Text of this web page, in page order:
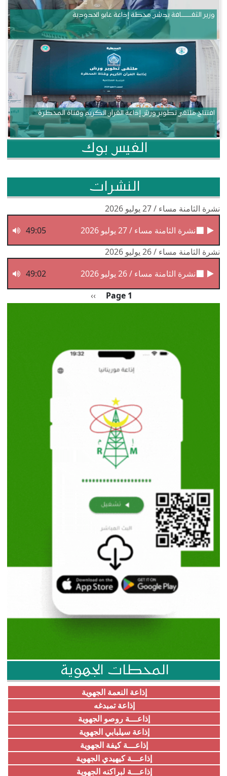
وزير الثقــــــــــافة يدشن محطة إذاعة غابو الحدودية
افتتاح ملتقى تطوير ورش إذاعة القرآن الكريم وقناة المحظرة
الفيس بوك
النشرات
نشرة الثامنة مساء / 27 يوليو 2026
نشرة الثامنة مساء / 27 يوليو 2026
49:05
نشرة الثامنة مساء / 26 يوليو 2026
نشرة الثامنة مساء / 26 يوليو 2026
49:02
Page 1 الصفحة التالية
››
المحطات الجهوية
إذاعة النعمة الجهوية
إذاعة تمبدغه
إذاعـــة روصو الجهوية
إذاعة سيلبابي الجهوية
إذاعـــة كيفة الجهوية
إذاعـــة كيهيدي الجهوية
إذاعـــة لبراكنه الجهوية